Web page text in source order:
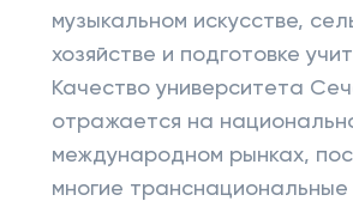
музыкальном искусстве,
хозяйстве и подготовке
Качество университета
отражается на
международном рынках,
многие транснациональные